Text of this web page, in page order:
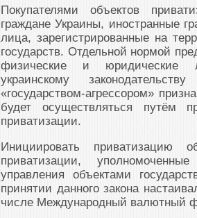
Покупателями объектов
граждане Украины, иностранные
лица, зарегистрированные на
государств. Отдельной нормой
физические и юридические
украинскому
«государством-агрессором»
будет осуществляться путём
приватизации.
Инициировать приватизацию
приватизации,
управления объектами
принятии данного закона
числе Международный валютный